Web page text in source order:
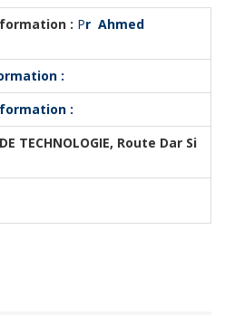
: Pr Ahmed
:
:
DE TECHNOLOGIE, Route Dar Si